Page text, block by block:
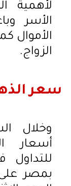
لأهمية
الأسر
الأموال
الزواج.
سعر
وخلال
أسعار
بمصر